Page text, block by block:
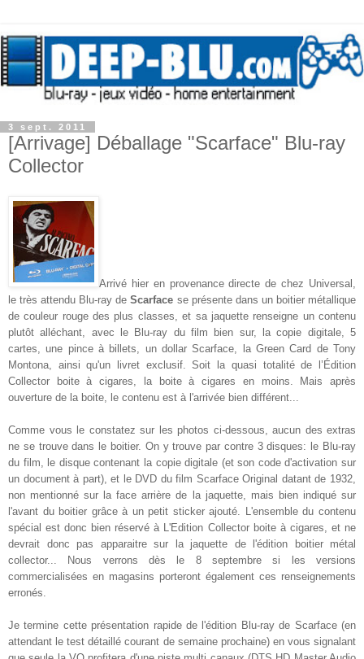
3 sept. 2011
[Arrivage] Déballage "Scarface" Blu-ray
Collector
Arrivé hier en provenance directe de chez Universal,
le très attendu Blu-ray deScarface se présente dans un boitier métallique
de couleur rouge des plus classes, et sa jaquette renseigne un contenu
plutôt alléchant, avec le Blu-ray du film bien sur, la copie digitale, 5
cartes, une pince à billets, un dollar Scarface, la Green Card de Tony
Montona, ainsi qu'un livret exclusif. Soit la quasi totalité de l’Édition
Collector boite à cigares, la boite à cigares en moins. Mais après
ouverture de la boite, le contenu est à l'arrivée bien différent...
Comme vous le constatez sur les photos ci-dessous, aucun des extras
ne se trouve dans le boitier. On y trouve par contre 3 disques: le Blu-ray
du film, le disque contenant la copie digitale (et son code d'activation sur
un document à part), et le DVD du film Scarface Original datant de 1932,
non mentionné sur la face arrière de la jaquette, mais bien indiqué sur
l'avant du boitier grâce à un petit sticker ajouté. L'ensemble du contenu
spécial est donc bien réservé à L'Edition Collector boite à cigares, et ne
devrait donc pas apparaitre sur la jaquette de l'édition boitier métal
collector... Nous verrons dès le 8 septembre si les versions
commercialisées en magasins porteront également ces renseignements
erronés.
Je termine cette présentation rapide de l'édition Blu-ray de Scarface (en
attendant le test détaillé courant de semaine prochaine) en vous signalant